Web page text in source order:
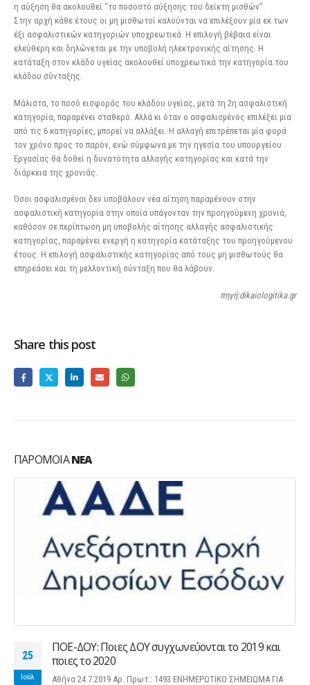
η αύξηση θα ακολουθεί “το ποσοστό αύξησης του δείκτη μισθών”.
Στην αρχή κάθε έτους οι μη μισθωτοί καλούνται να επιλέξουν μία εκ των
έξι ασφαλιστικών κατηγοριών υποχρεωτικά. Η επιλογή βέβαια είναι
ελεύθερη και δηλώνεται με την υποβολή ηλεκτρονικής αίτησης. Η
κατάταξη στον κλάδο υγείας ακολουθεί υποχρεωτικά την κατηγορία του
κλάδου σύνταξης.
Μάλιστα, το ποσό εισφοράς του κλάδου υγείας, μετά τη 2η ασφαλιστική
κατηγορία, παραμένει σταθερό. Αλλά κι όταν ο ασφαλισμένος επιλέξει μια
από τις 6 κατηγορίες, μπορεί να αλλάξει. Η αλλαγή επιτρέπεται μία φορά
τον χρόνο προς το παρόν, ενώ σύμφωνα με την ηγεσία του υπουργείου
Εργασίας θα δοθεί η δυνατότητα αλλαγής κατηγορίας και κατά την
διάρκεια της χρονιάς.
Όσοι ασφαλισμένοι δεν υποβάλουν νέα αίτηση παραμένουν στην
ασφαλιστική κατηγορία στην οποία υπάγονταν την προηγούμενη χρονιά,
καθόσον σε περίπτωση μη υποβολής αίτησης αλλαγής ασφαλιστικής
κατηγορίας, παραμένει ενεργή η κατηγορία κατάταξης του προηγούμενου
έτους. Η επιλογή ασφαλιστικής κατηγορίας από τους μη μισθωτούς θα
επηρεάσει και τη μελλοντική σύνταξη που θα λάβουν.
πηγή:dikaiologitika.gr
Share this post
ΠΑΡΌΜΟΙΑΝΈΑ
25
Ιούλ
ΠΟΕ-ΔΟΥ: Ποιες ΔΟΥ συγχωνεύονται το 2019 και
ποιες το 2020
Αθήνα 24.7.2019 Αρ. Πρωτ.: 1493 ΕΝΗΜΕΡΩΤΙΚΟ ΣΗΜΕΙΩΜΑ ΓΙΑ